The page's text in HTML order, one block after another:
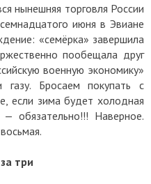
нынешняя торговля России
июня в Эвиане
«семёрка» завершила
пообещала друг
военную экономику»
Бросаем покупать с
если зима будет холодная
Наверное.
три